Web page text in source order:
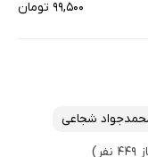
۹۹,۵۰۰ تومان
شجاعی